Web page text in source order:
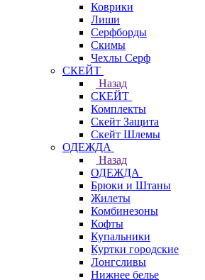
Коврики
Лиши
Серфборды
Скимы
Чехлы Cерф
СКЕЙТ
Назад
СКЕЙТ
Комплекты
Скейт Защита
Скейт Шлемы
ОДЕЖДА
Назад
ОДЕЖДА
Брюки и Штаны
Жилеты
Комбинезоны
Кофты
Купальники
Куртки городские
Лонгсливы
Нижнее белье